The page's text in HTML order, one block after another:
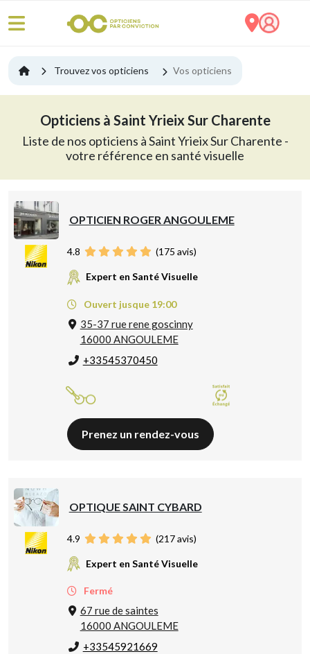
Trouvez vos opticiens Vos opticiens
Opticiens à Saint Yrieix Sur Charente
Liste de nos opticiens à Saint Yrieix Sur Charente -
votre référence en santé visuelle
OPTICIEN ROGER ANGOULEME
4.8 (175 avis)
Expert en Santé Visuelle
Ouvert jusque 19:00
35-37 rue rene goscinny
16000 ANGOULEME
+33545370450
Prenez un rendez-vous
OPTIQUE SAINT CYBARD
4.9 (217avis)
Expert en Santé Visuelle
Fermé
67 rue de saintes
16000 ANGOULEME
+33545921669